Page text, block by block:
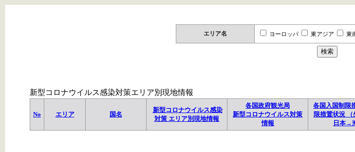
エリア名 ヨーロッパ 東アジア 東
新型コロナウイルス感染対策エリア別現地情報
No エリア 国名
新型コロナウイルス感染
対策 エリア別現地情報
各国政府観光局
新型コロナウイルス対策
情報
各国入国制限
限措置状況
日本→